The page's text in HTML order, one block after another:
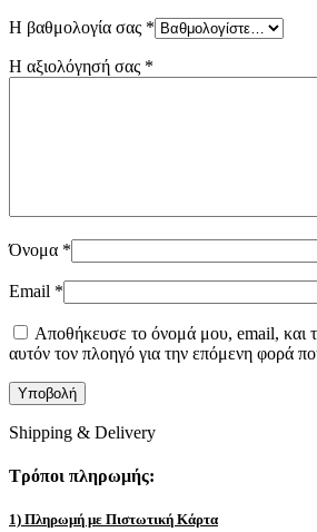
Η βαθμολογία σας *
Η αξιολόγησή σας *
Όνομα *
Email *
Αποθήκευσε το όνομά μου, email, και
αυτόν τον πλοηγό για την επόμενη φορά
Shipping & Delivery
Τρόποι πληρωμής:
1) Πληρωμή με Πιστωτική Κάρτα